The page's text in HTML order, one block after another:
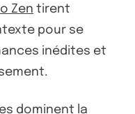
Zen tirent
pour se
inédites et
dominent la